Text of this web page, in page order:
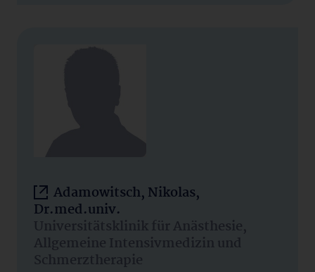
Adamowitsch, Nikolas,
Dr.med.univ.
Universitätsklinik für Anästhesie,
Allgemeine Intensivmedizin und
Schmerztherapie